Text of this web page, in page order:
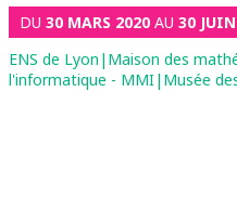
DU 30 MARS 2020 AU 30
ENS de Lyon|Maison des
l'informatique - MMI|Musée